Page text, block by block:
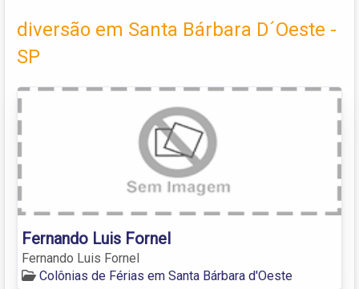
diversão em Santa Bárbara D´Oeste -
SP
Fernando Luis Fornel
Fernando Luis Fornel
Colônias de Férias em Santa Bárbara d'Oeste